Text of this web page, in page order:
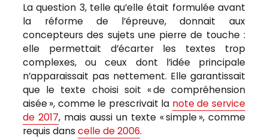
La question 3, telle qu’elle était formulée avant
la réforme de l’épreuve, donnait aux
concepteurs des sujets une pierre de touche :
elle permettait d’écarter les textes trop
complexes, ou ceux dont l’idée principale
n’apparaissait pas nettement. Elle garantissait
que le texte choisi soit « de compréhension
aisée », comme le prescrivait la note de service
de 2017, mais aussi un texte « simple », comme
requis danscelle de2006.